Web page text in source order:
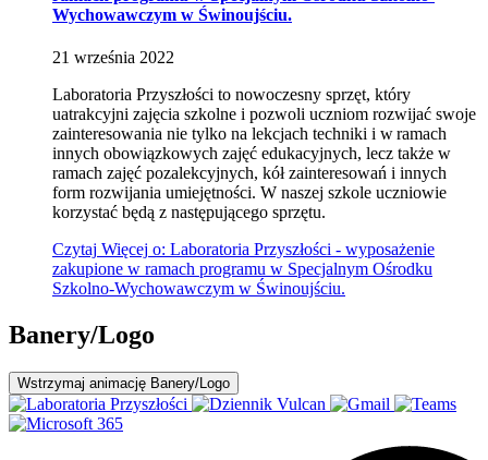
Wychowawczym w Świnoujściu.
21 września 2022
Laboratoria Przyszłości to nowoczesny sprzęt, który
uatrakcyjni zajęcia szkolne i pozwoli uczniom rozwijać swoje
zainteresowania nie tylko na lekcjach techniki i w ramach
innych obowiązkowych zajęć edukacyjnych, lecz także w
ramach zajęć pozalekcyjnych, kół zainteresowań i innych
form rozwijania umiejętności. W naszej szkole uczniowie
korzystać będą z następującego sprzętu.
Czytaj Więcej o: Laboratoria Przyszłości - wyposażenie
zakupione w ramach programu w Specjalnym Ośrodku
Szkolno-Wychowawczym w Świnoujściu.
Banery/Logo
Wstrzymaj animację Banery/Logo